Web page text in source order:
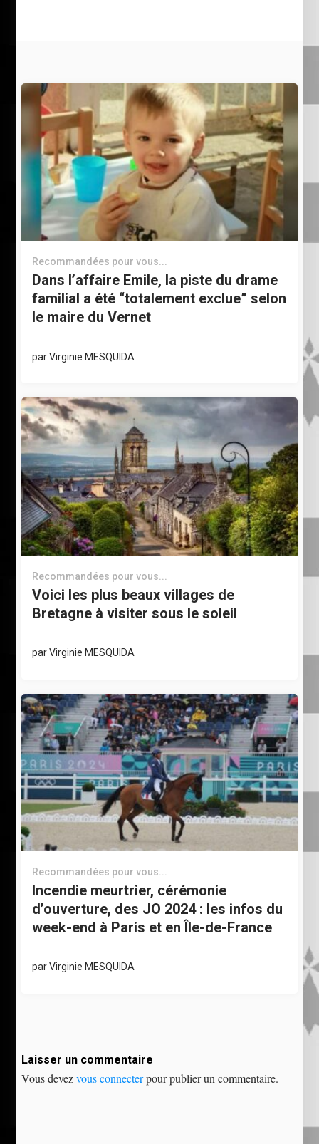
Recommandées pour vous...
Dans l’affaire Emile, la piste du drame
familial a été “totalement exclue” selon
le maire du Vernet
parVirginie MESQUIDA
Recommandées pour vous...
Voici les plus beaux villages de
Bretagne à visiter sous le soleil
parVirginie MESQUIDA
Recommandées pour vous...
Incendie meurtrier, cérémonie
d’ouverture, des JO 2024 : les infos du
week-end à Paris et en Île-de-France
parVirginie MESQUIDA
Laisser un commentaire
Vous devezvous connecterpour publier un commentaire.